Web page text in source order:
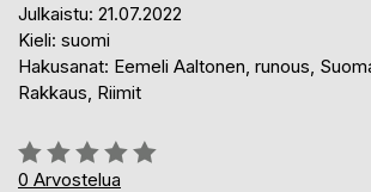
Julkaistu: 21.07.2022
Kieli: suomi
Hakusanat: Eemeli Aaltonen, runous,
Rakkaus, Riimit
Arvostelu::
0%
0 Arvostelua